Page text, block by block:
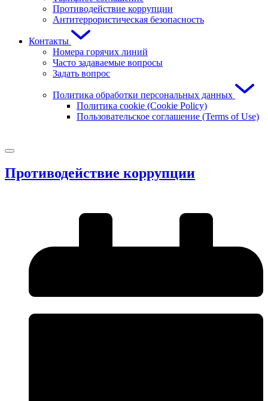
Противодействие коррупции
Антитеррористическая безопасность
Контакты
Номера горячих линий
Часто задаваемые вопросы
Задать вопрос
Политика обработки персональных данных
Политика cookie (Cookie Policy)
Пользовательское соглашение (Terms of Use)
Противодействие коррупции